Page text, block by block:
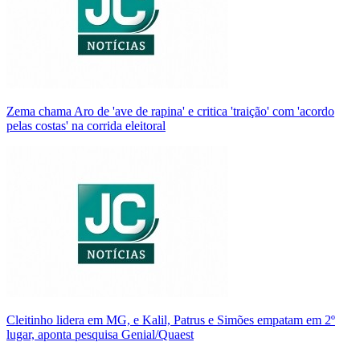
Zema chama Aro de 'ave de rapina' e critica 'traição' com 'acordo
pelas costas' na corrida eleitoral
Cleitinho lidera em MG, e Kalil, Patrus e Simões empatam em 2º
lugar, aponta pesquisa Genial/Quaest